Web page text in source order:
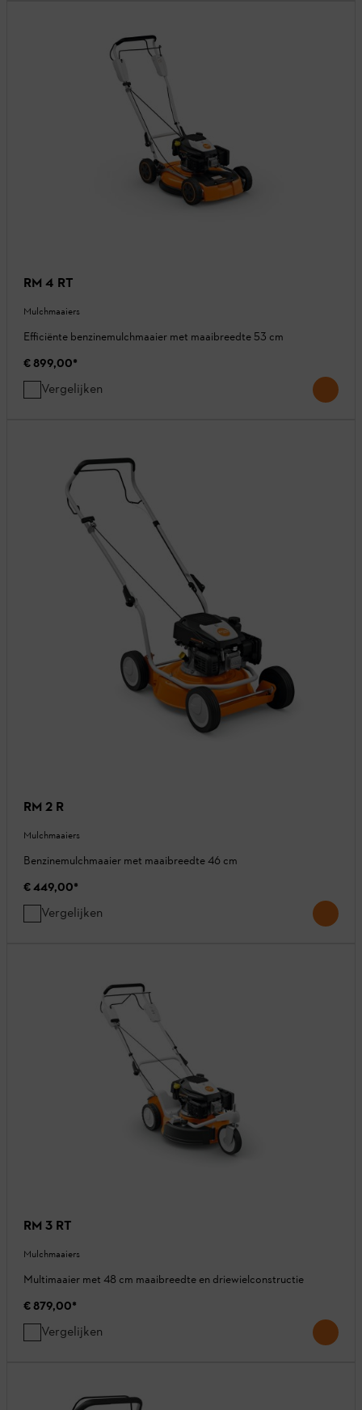
RM 4 RT
Mulchmaaiers
Efficiënte benzinemulchmaaier met maaibreedte 53 cm
€ 899,00*
Vergelijken
RM 2 R
Mulchmaaiers
Benzinemulchmaaier met maaibreedte 46 cm
€ 449,00*
Vergelijken
RM 3 RT
Mulchmaaiers
Multimaaier met 48 cm maaibreedte en driewielconstructie
€ 879,00*
Vergelijken